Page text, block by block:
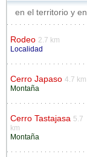
en el territorio y
Rodeo 2.7 km
Localidad
Cerro Japaso 4.7 km
Montaña
Cerro Tastajasa 5.7
km
Montaña